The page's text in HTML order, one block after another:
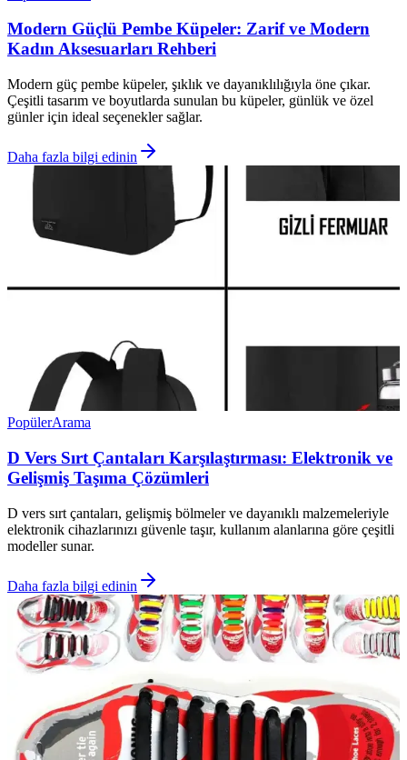
Modern Güçlü Pembe Küpeler: Zarif ve Modern
Kadın Aksesuarları Rehberi
Modern güç pembe küpeler, şıklık ve dayanıklılığıyla öne çıkar.
Çeşitli tasarım ve boyutlarda sunulan bu küpeler, günlük ve özel
günler için ideal seçenekler sağlar.
Daha fazla bilgi edinin
PopülerArama
D Vers Sırt Çantaları Karşılaştırması: Elektronik ve
Gelişmiş Taşıma Çözümleri
D vers sırt çantaları, gelişmiş bölmeler ve dayanıklı malzemeleriyle
elektronik cihazlarınızı güvenle taşır, kullanım alanlarına göre çeşitli
modeller sunar.
Daha fazla bilgi edinin